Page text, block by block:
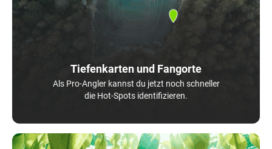
Tiefenkarten und Fangorte
Als Pro-Angler kannst du jetzt noch schneller
die Hot-Spots identifizieren.